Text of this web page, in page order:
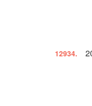
12934.